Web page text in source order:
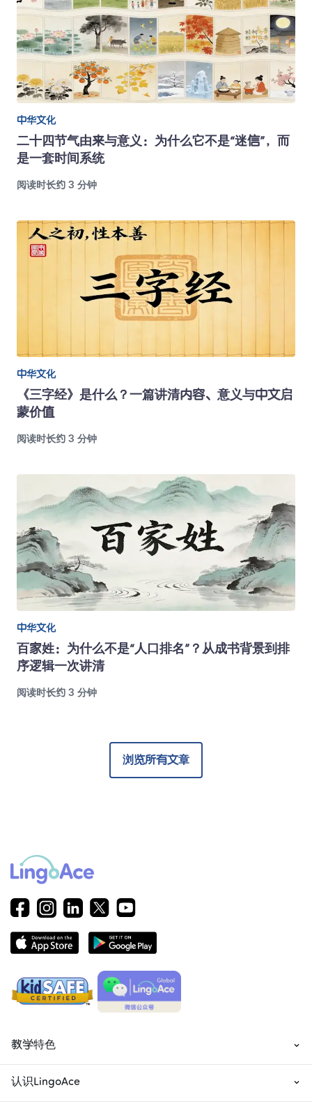
中华文化
二十四节气由来与意义：为什么它不是“迷信”，而
是一套时间系统
阅读时长约 3 分钟
中华文化
《三字经》是什么？一篇讲清内容、意义与中文启
蒙价值
阅读时长约 3 分钟
中华文化
百家姓：为什么不是“人口排名”？从成书背景到排
序逻辑一次讲清
阅读时长约 3 分钟
浏览所有文章
教学特色
认识LingoAce